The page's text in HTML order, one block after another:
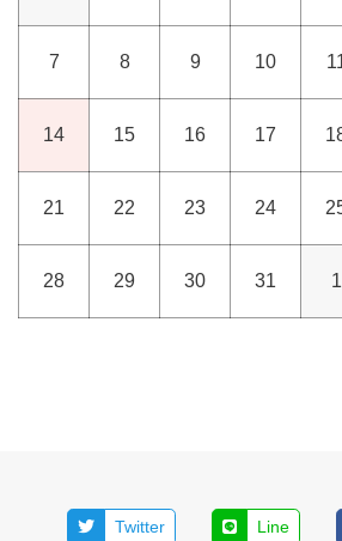
7 8 9 10
14 15 16 17
21 22 23 24
28 29 30 31 1
Twitter Line